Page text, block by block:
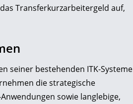
Transferkurzarbeitergeld auf,
seiner bestehenden ITK-Systeme
die strategische
sowie langlebige,